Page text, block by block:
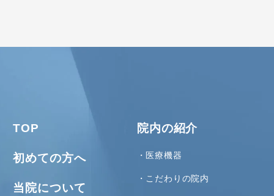
TOP
初めての方へ
当院について
院内の紹介
医療機器
こだわりの院内